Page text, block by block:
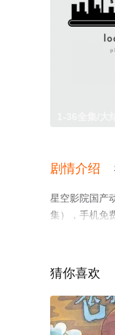
剧情介绍
星空影院国产
集），手机免
猜你喜欢